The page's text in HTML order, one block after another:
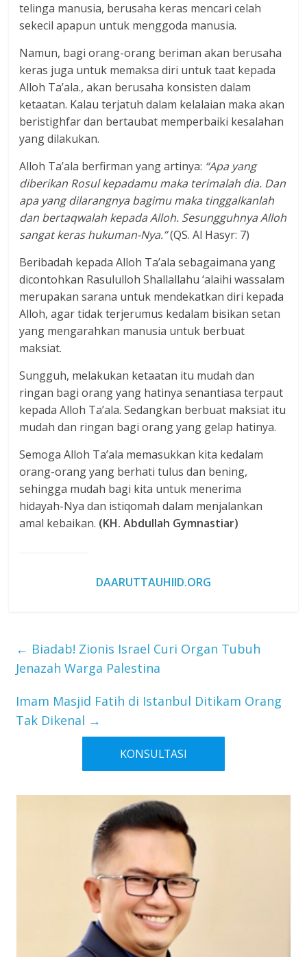
telinga manusia, berusaha keras mencari celah
sekecil apapun untuk menggoda manusia.
Namun, bagi orang-orang beriman akan berusaha
keras juga untuk memaksa diri untuk taat kepada
Alloh Ta’ala., akan berusaha konsisten dalam
ketaatan. Kalau terjatuh dalam kelalaian maka akan
beristighfar dan bertaubat memperbaiki kesalahan
yang dilakukan.
Alloh Ta’ala berfirman yang artinya: “Apa yang
diberikan Rosul kepadamu maka terimalah dia. Dan
apa yang dilarangnya bagimu maka tinggalkanlah
dan bertaqwalah kepada Alloh. Sesungguhnya Alloh
sangat keras hukuman-Nya.”(QS. Al Hasyr: 7)
Beribadah kepada Alloh Ta’ala sebagaimana yang
dicontohkan Rasululloh Shallallahu ‘alaihi wassalam
merupakan sarana untuk mendekatkan diri kepada
Alloh, agar tidak terjerumus kedalam bisikan setan
yang mengarahkan manusia untuk berbuat
maksiat.
Sungguh, melakukan ketaatan itu mudah dan
ringan bagi orang yang hatinya senantiasa terpaut
kepada Alloh Ta’ala. Sedangkan berbuat maksiat itu
mudah dan ringan bagi orang yang gelap hatinya.
Semoga Alloh Ta’ala memasukkan kita kedalam
orang-orang yang berhati tulus dan bening,
sehingga mudah bagi kita untuk menerima
hidayah-Nya dan istiqomah dalam menjalankan
amal kebaikan. (KH. Abdullah Gymnastiar)
DAARUTTAUHIID.ORG
← Biadab! Zionis Israel Curi Organ Tubuh
Jenazah Warga Palestina
Imam Masjid Fatih di Istanbul Ditikam Orang
Tak Dikenal →
KONSULTASI